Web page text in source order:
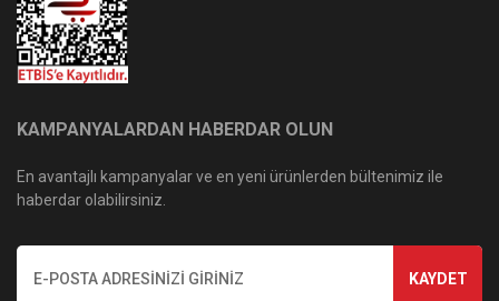
KAMPANYALARDAN HABERDAR OLUN
En avantajlı kampanyalar ve en yeni ürünlerden bültenimiz ile
haberdar olabilirsiniz.
KAYDET